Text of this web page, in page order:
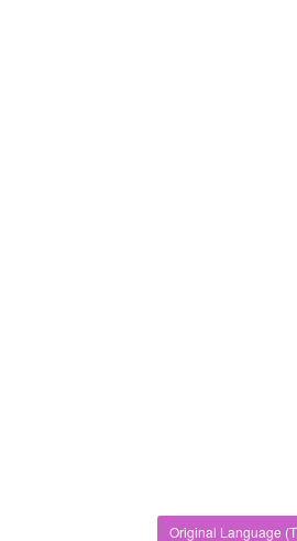
Original Language